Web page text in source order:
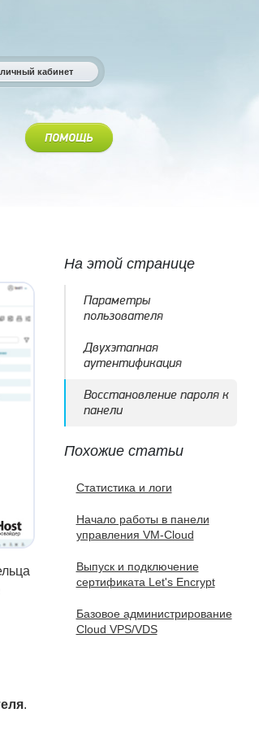
кабинет
ПОМОЩЬ
.
На этой странице
Параметры
пользователя
Двухэтапная
аутентификация
Восстановление пароля к
панели
Похожие статьи
Статистика и логи
Начало работы в панели
управления VM-Cloud
Выпуск и подключение
сертификата Let's Encrypt
Базовое администрирование
Cloud VPS/VDS